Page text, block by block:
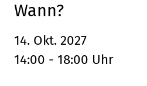
Wann?
14. Okt. 2027
14:00 - 18:00 Uhr